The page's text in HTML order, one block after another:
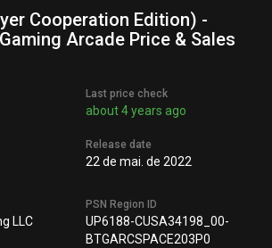
Cooperation Edition) -
Arcade Price & Sales
Last price check
about 4 years ago
Release date
22 de mai. de 2022
LLC
PSN Region ID
UP6188-CUSA34198_00-
BTGARCSPACE203P0